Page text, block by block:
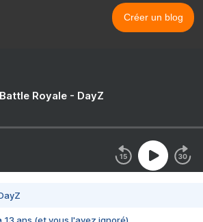
Créer un blog
Royale - DayZ